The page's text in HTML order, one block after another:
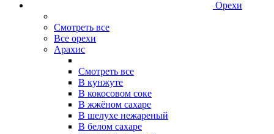
Орехи
Смотреть все
Все орехи
Арахис
Смотреть все
В кунжуте
В кокосовом соке
В жжёном сахаре
В шелухе нежареный
В белом сахаре